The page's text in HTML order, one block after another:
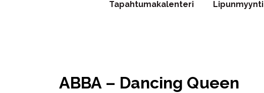
Tapahtumakalenteri Lipunmyynti
ABBA – Dancing Queen